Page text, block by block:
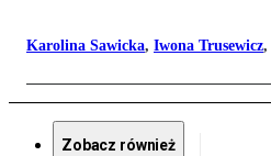
Karolina Sawicka, Iwona Trusewicz,
Zobacz również